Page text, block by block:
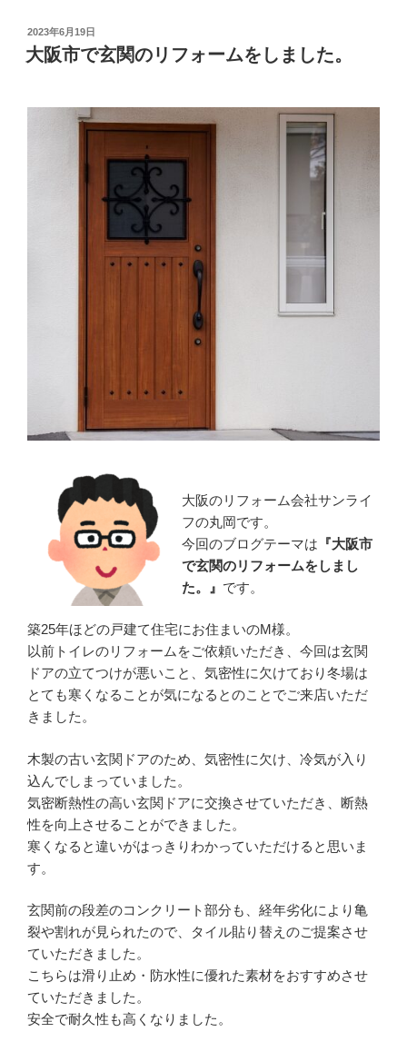
投
稿
日:
2023年6月19日
大阪市で玄関のリフォームをしました。
大阪のリフォーム会社サンライ
フの丸岡です。
今回のブログテーマは 『大阪市
で玄関のリフォームをしまし
た。』 です。
築25年ほどの戸建て住宅にお住まいのM様。
以前トイレのリフォームをご依頼いただき、今回は玄関
ドアの立てつけが悪いこと、気密性に欠けており冬場は
とても寒くなることが気になるとのことでご来店いただ
きました。
木製の古い玄関ドアのため、気密性に欠け、冷気が入り
込んでしまっていました。
気密断熱性の高い玄関ドアに交換させていただき、断熱
性を向上させることができました。
寒くなると違いがはっきりわかっていただけると思いま
す。
玄関前の段差のコンクリート部分も、経年劣化により亀
裂や割れが見られたので、タイル貼り替えのご提案させ
ていただきました。
こちらは滑り止め・防水性に優れた素材をおすすめさせ
ていただきました。
安全で耐久性も高くなりました。